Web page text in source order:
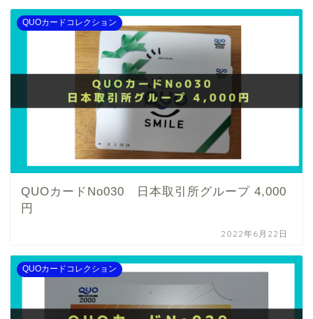
QUOカードコレクション
QUOカードNo030 日本取引所グループ 4,000
円
2022年6月22日
QUOカードコレクション